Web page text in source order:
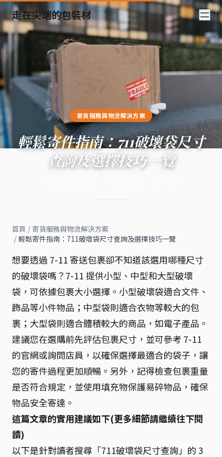
走在尖端的包裝材
寄貨服務與物流解決方案
輕鬆寄件指南：711破壞袋尺寸
查詢及選擇技巧一覽
首頁 / 寄貨服務與物流解決方案
/ 輕鬆寄件指南：711破壞袋尺寸查詢及選擇技巧一覽
想要透過 7-11 寄送包裹卻不知道該選用哪種尺寸
的破壞袋嗎？7-11 提供小型、中型和大型破壞
袋，可依據包裹大小選擇。小型破壞袋適合文件、
飾品等小件物品；中型袋則適合衣物等較大的包
裹；大型袋則適合體積較大的商品，如電子產品。
建議您在選購前先評估包裹尺寸，並可參考 7-11
的官網或詢問店員，以確保選擇最適合的袋子，讓
您的寄件過程更加順暢。另外，記得檢查包裹重量
是否符合規定，並使用填充物保護易碎物品，確保
物品安全寄達。
這篇文章的實用建議如下(更多細節請繼續往下閱
讀)
以下是針對讀者搜尋「711破壞袋尺寸查詢」的 3